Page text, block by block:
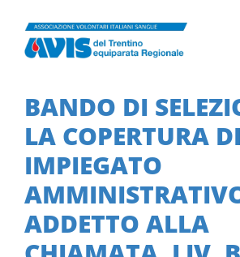
Skip
content
BANDO DI
LA COPERTURA
IMPIEGATO
ADDETTO ALLA